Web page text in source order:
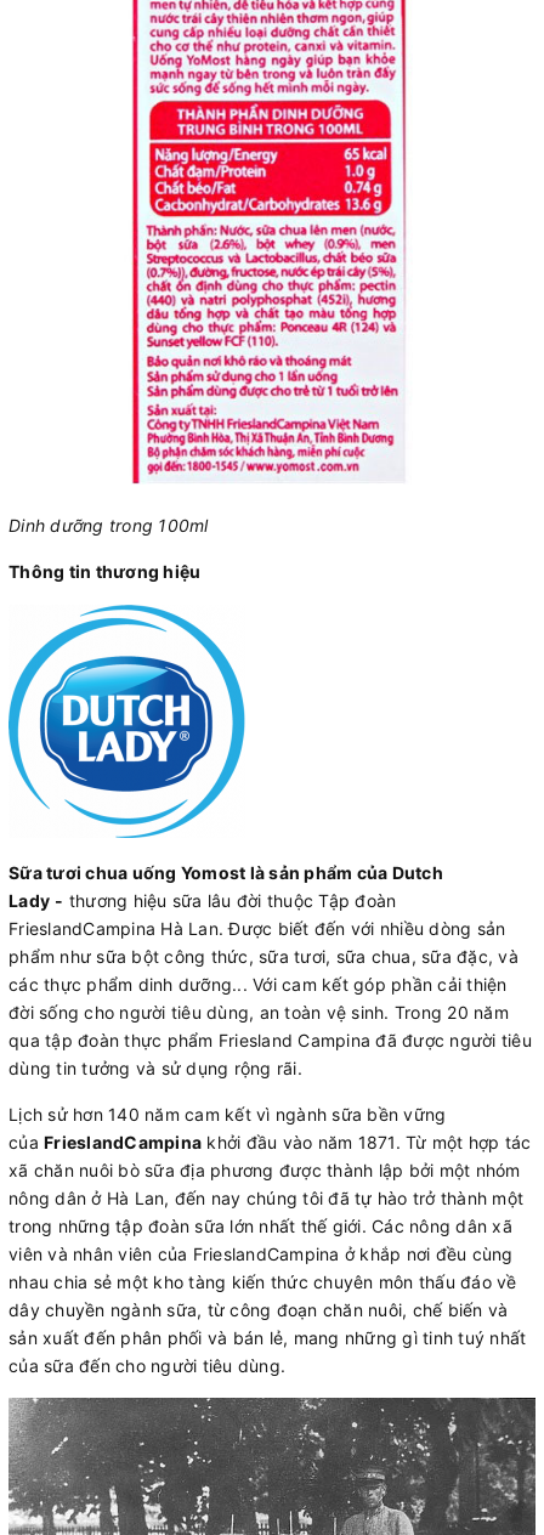
Dinh dưỡng trong 100ml
Thông tin thương hiệu
Sữa tươi chua uống Yomost là sản phẩm của Dutch
Lady - thương hiệu sữa lâu đời thuộc Tập đoàn
FrieslandCampina Hà Lan. Được biết đến với nhiều dòng sản
phẩm như sữa bột công thức, sữa tươi, sữa chua, sữa đặc, và
các thực phẩm dinh dưỡng... Với cam kết góp phần cải thiện
đời sống cho người tiêu dùng, an toàn vệ sinh. Trong 20 năm
qua tập đoàn thực phẩm Friesland Campina đã được người tiêu
dùng tin tưởng và sử dụng rộng rãi.
Lịch sử hơn 140 năm cam kết vì ngành sữa bền vững
của FrieslandCampina khởi đầu vào năm 1871. Từ một hợp tác
xã chăn nuôi bò sữa địa phương được thành lập bởi một nhóm
nông dân ở Hà Lan, đến nay chúng tôi đã tự hào trở thành một
trong những tập đoàn sữa lớn nhất thế giới. Các nông dân xã
viên và nhân viên của FrieslandCampina ở khắp nơi đều cùng
nhau chia sẻ một kho tàng kiến thức chuyên môn thấu đáo về
dây chuyền ngành sữa, từ công đoạn chăn nuôi, chế biến và
sản xuất đến phân phối và bán lẻ, mang những gì tinh tuý nhất
của sữa đến cho người tiêu dùng.